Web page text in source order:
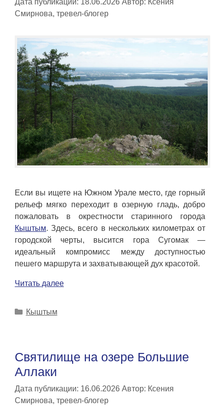
Дата публикации: 18.06.2026 Автор: Ксения
Смирнова, тревел-блогер
Если вы ищете на Южном Урале место, где горный
рельеф мягко переходит в озерную гладь, добро
пожаловать в окрестности старинного города
Кыштым. Здесь, всего в нескольких километрах от
городской черты, высится гора Сугомак —
идеальный компромисс между доступностью
пешего маршрута и захватывающей дух красотой.
Читать далее
Рубрики
Кыштым
Святилище на озере Большие
Аллаки
Дата публикации: 16.06.2026 Автор: Ксения
Смирнова, тревел-блогер